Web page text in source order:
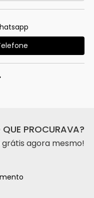
PROCURAVA?
agora mesmo!